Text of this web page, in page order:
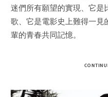
迷們所有願望的實現、它是
歌、它是電影史上難得一見
輩的青春共同記憶。